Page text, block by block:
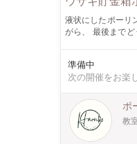
液状にしたポーリング
がら、 最後までどうな
る ・ポーリング
お子様のご参加について ５歳~
キャンバス追加
ンになります❣️ 一
準備中
次の開催をお楽
ポ
教